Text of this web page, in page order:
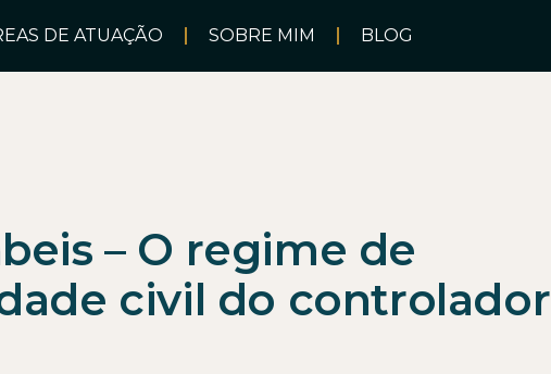
DE ATUAÇÃO SOBRE MIM BLOG
– O regime de
civil do controlador